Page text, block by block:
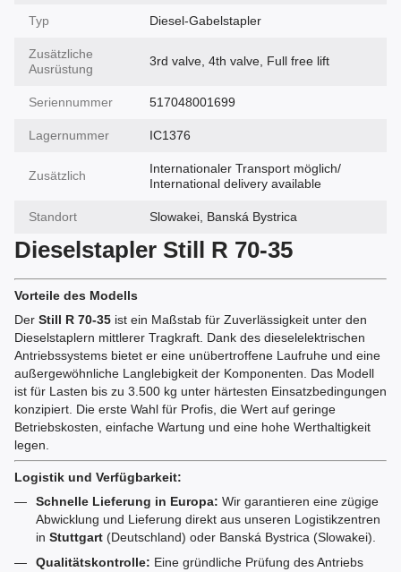
Typ Diesel-Gabelstapler
Zusätzliche
Ausrüstung
3rd valve, 4th valve, Full free lift
Seriennummer 517048001699
Lagernummer IC1376
Zusätzlich
Internationaler Transport möglich/
International delivery available
Standort Slowakei, Banská Bystrica
Dieselstapler Still R 70-35
Vorteile des Modells
Der Still R 70-35 ist ein Maßstab für Zuverlässigkeit unter den
Dieselstaplern mittlerer Tragkraft. Dank des dieselelektrischen
Antriebssystems bietet er eine unübertroffene Laufruhe und eine
außergewöhnliche Langlebigkeit der Komponenten. Das Modell
ist für Lasten bis zu 3.500 kg unter härtesten Einsatzbedingungen
konzipiert. Die erste Wahl für Profis, die Wert auf geringe
Betriebskosten, einfache Wartung und eine hohe Werthaltigkeit
legen.
Logistik und Verfügbarkeit:
Schnelle Lieferung in Europa: Wir garantieren eine zügige
Abwicklung und Lieferung direkt aus unseren Logistikzentren
in Stuttgart (Deutschland) oder Banská Bystrica (Slowakei).
Qualitätskontrolle: Eine gründliche Prüfung des Antriebs